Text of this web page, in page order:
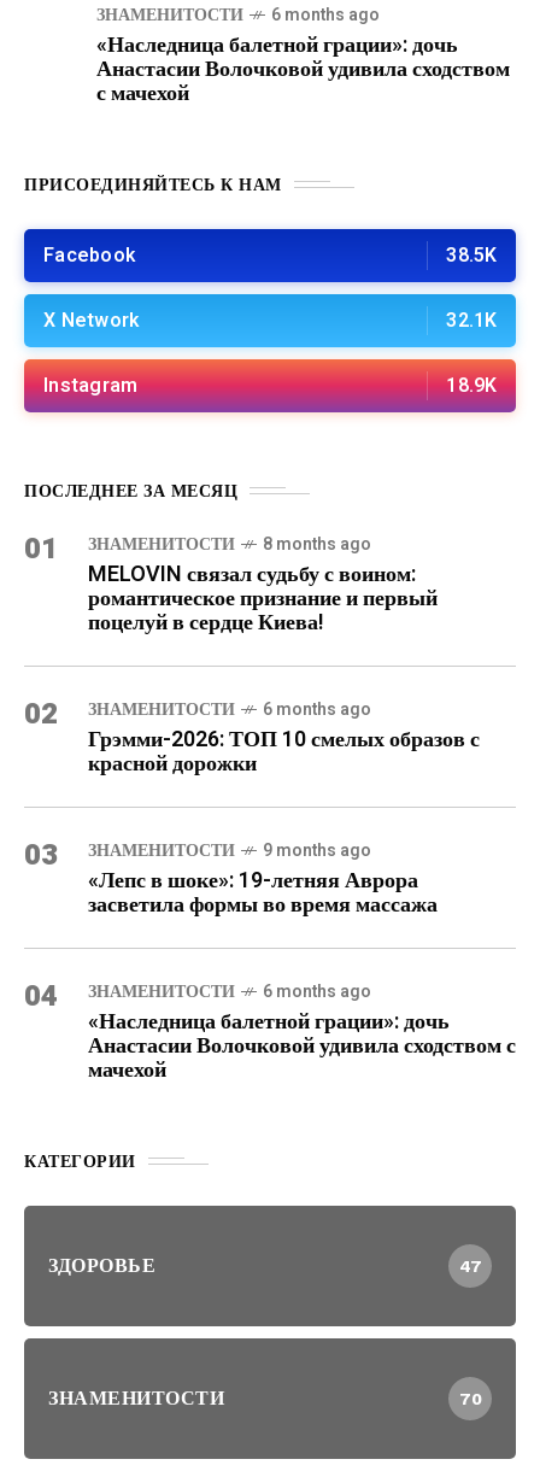
ЗНАМЕНИТОСТИ 6 months ago
«Наследница балетной грации»: дочь
Анастасии Волочковой удивила сходством
с мачехой
ПРИСОЕДИНЯЙТЕСЬ К НАМ
Facebook 38.5K
X Network 32.1K
Instagram 18.9K
ПОСЛЕДНЕЕ ЗА МЕСЯЦ
01 ЗНАМЕНИТОСТИ 8 months ago
MELOVIN связал судьбу с воином:
романтическое признание и первый
поцелуй в сердце Киева!
02 ЗНАМЕНИТОСТИ 6 months ago
Грэмми-2026: ТОП 10 смелых образов с
красной дорожки
03 ЗНАМЕНИТОСТИ 9 months ago
«Лепс в шоке»: 19-летняя Аврора
засветила формы во время массажа
04 ЗНАМЕНИТОСТИ 6 months ago
«Наследница балетной грации»: дочь
Анастасии Волочковой удивила сходством с
мачехой
КАТЕГОРИИ
ЗДОРОВЬЕ 47
ЗНАМЕНИТОСТИ 70